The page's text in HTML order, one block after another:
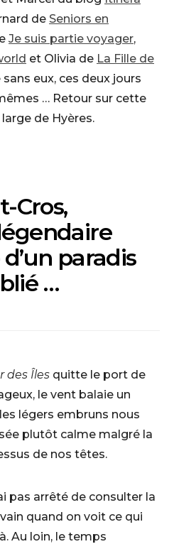
de Seniors en
Je suis partie voyager,
et Olivia de La Fille de
eux, ces deux jours
… Retour sur cette
de Hyères.
Cros,
paradis
…
des Îles quitte le port de
le vent balaie un
légers embruns nous
plutôt calme malgré la
de nos têtes.
pas arrêté de consulter la
quand on voit ce qui
Au loin, le temps